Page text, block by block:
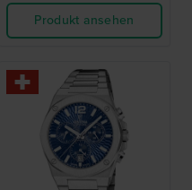
Produkt ansehen